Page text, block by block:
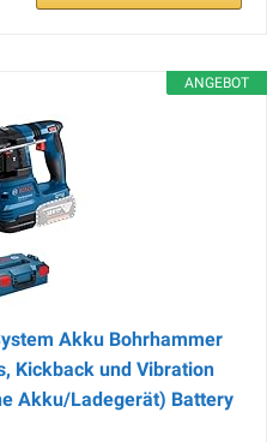
ANGEBOT
Akku Bohrhammer
Kickback und Vibration
Akku/Ladegerät) Battery